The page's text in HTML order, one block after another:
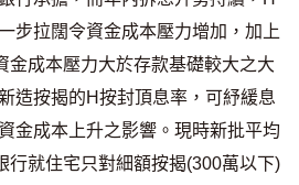
步拉闊令資金成本壓力增加，加上
金成本壓力大於存款基礎較大之大
造按揭的H按封頂息率，可紓緩息
金成本上升之影響。現時新批平均
行就住宅只對細額按揭(300萬以下)